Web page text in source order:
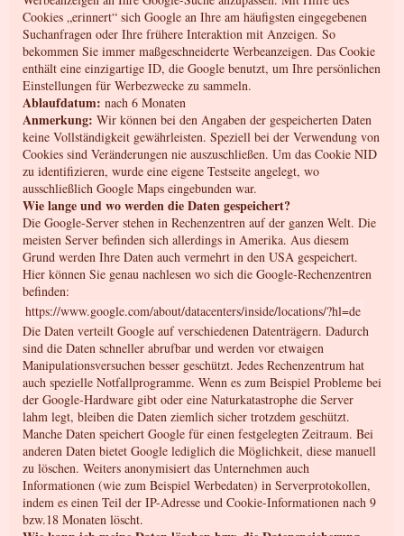
Cookies „erinnert“ sich Google an Ihre am häufigsten eingegebenen
Suchanfragen oder Ihre frühere Interaktion mit Anzeigen. So
bekommen Sie immer maßgeschneiderte Werbeanzeigen. Das Cookie
enthält eine einzigartige ID, die Google benutzt, um Ihre persönlichen
Einstellungen für Werbezwecke zu sammeln.
Ablaufdatum: nach 6 Monaten
Anmerkung: Wir können bei den Angaben der gespeicherten Daten
keine Vollständigkeit gewährleisten. Speziell bei der Verwendung von
Cookies sind Veränderungen nie auszuschließen. Um das Cookie NID
zu identifizieren, wurde eine eigene Testseite angelegt, wo
ausschließlich Google Maps eingebunden war.
Wie lange und wo werden die Daten gespeichert?
Die Google-Server stehen in Rechenzentren auf der ganzen Welt. Die
meisten Server befinden sich allerdings in Amerika. Aus diesem
Grund werden Ihre Daten auch vermehrt in den USA gespeichert.
Hier können Sie genau nachlesen wo sich die Google-Rechenzentren
befinden:
https://www.google.com/about/datacenters/inside/locations/?hl=de
Die Daten verteilt Google auf verschiedenen Datenträgern. Dadurch
sind die Daten schneller abrufbar und werden vor etwaigen
Manipulationsversuchen besser geschützt. Jedes Rechenzentrum hat
auch spezielle Notfallprogramme. Wenn es zum Beispiel Probleme bei
der Google-Hardware gibt oder eine Naturkatastrophe die Server
lahm legt, bleiben die Daten ziemlich sicher trotzdem geschützt.
Manche Daten speichert Google für einen festgelegten Zeitraum. Bei
anderen Daten bietet Google lediglich die Möglichkeit, diese manuell
zu löschen. Weiters anonymisiert das Unternehmen auch
Informationen (wie zum Beispiel Werbedaten) in Serverprotokollen,
indem es einen Teil der IP-Adresse und Cookie-Informationen nach 9
bzw.18 Monaten löscht.